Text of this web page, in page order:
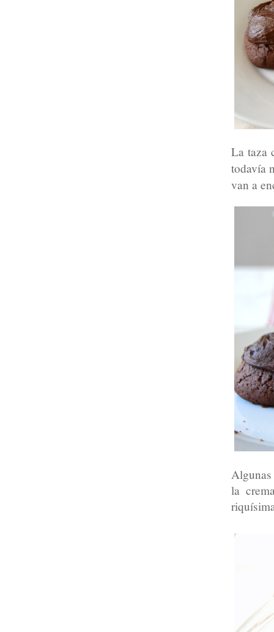
La taza
todavía
van a
la